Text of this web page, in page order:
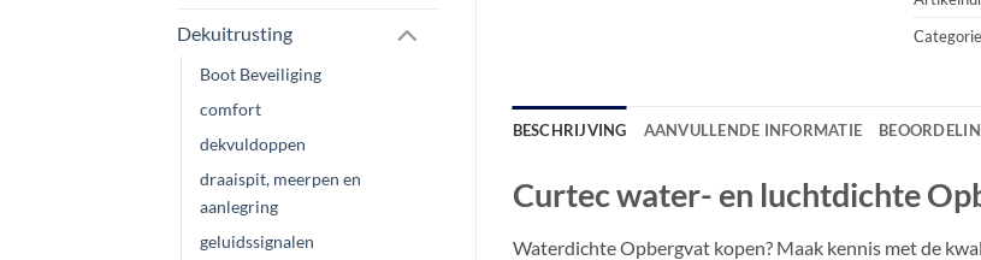
Dekuitrusting
Boot Beveiliging
comfort
dekvuldoppen
draaispit, meerpen en
aanlegring
geluidssignalen
BESCHRIJVING AANVULLENDE INFORMATIE
Curtec water- en luchtdichte
Waterdichte Opbergvat kopen? Maak kennis met de